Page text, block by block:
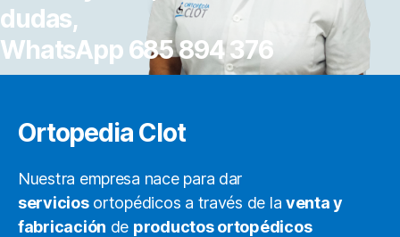
dudas,
WhatsApp 685 894 376
Ortopedia Clot
Nuestra empresa nace para dar
serviciosortopédicos a través de laventa y
fabricación de productos ortopédicos